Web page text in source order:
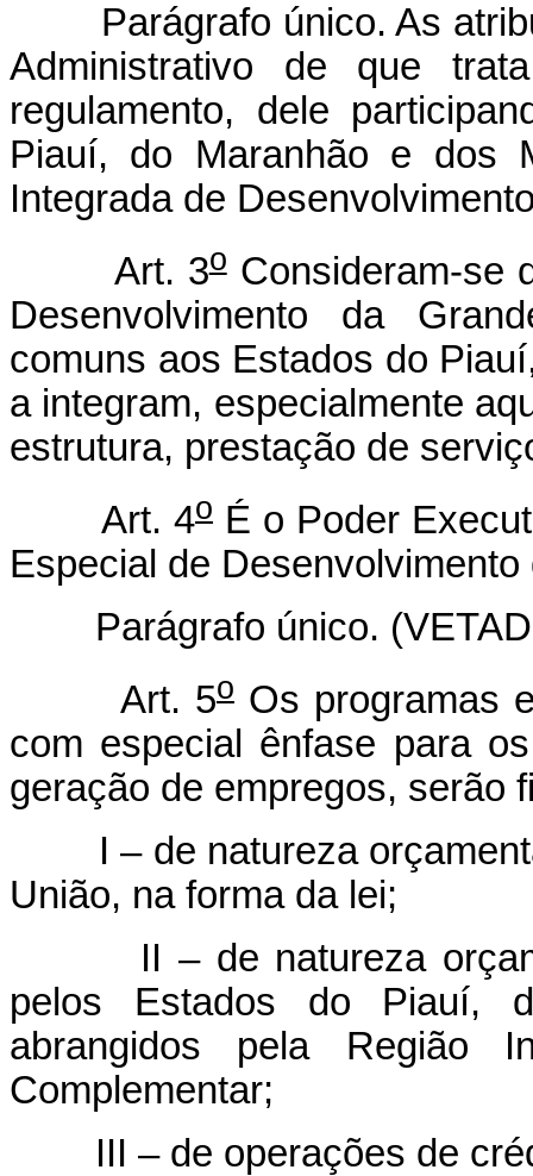
Parágrafo único. As
Administrativo de que
regulamento, dele
Piauí, do Maranhão e dos
Integrada de
Art. 3oConsideram-se
Desenvolvimento da
comuns aos Estados do
a integram, especialmente
estrutura, prestação de
Art. 4o É o Poder
Especial de
Parágrafo único.
Art. 5oOs programas
com especial ênfase para
geração de empregos, serão
I – de natureza
União, na forma da lei;
II – de natureza
pelos Estados do Piauí,
abrangidos pela Região
Complementar;
III – de operações de